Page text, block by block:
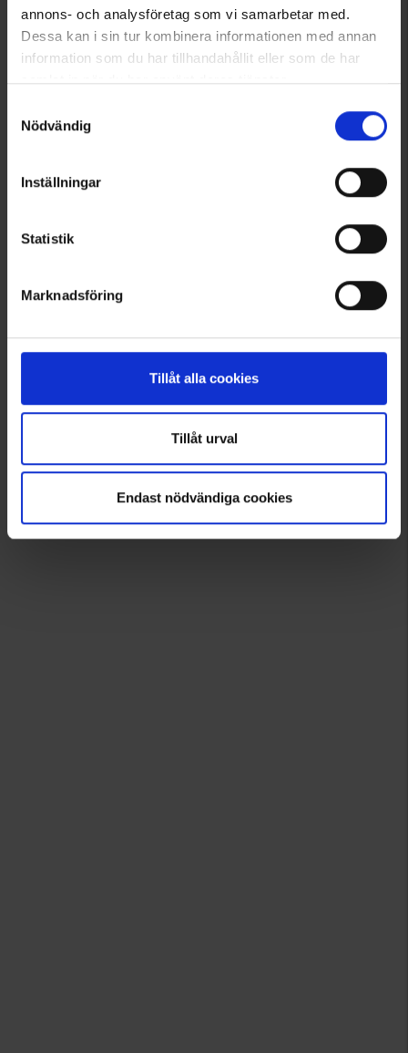
annons- och analysföretag som vi samarbetar med.
Dessa kan i sin tur kombinera informationen med annan
information som du har tillhandahållit eller som de har
samlat in när du har använt deras tjänster.
Nödvändig
Inställningar
Statistik
Marknadsföring
Tillåt alla cookies
Tillåt urval
Endast nödvändiga cookies